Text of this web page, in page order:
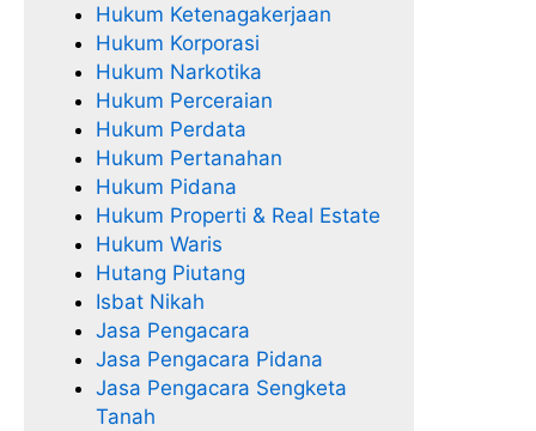
Hukum Ketenagakerjaan
Hukum Korporasi
Hukum Narkotika
Hukum Perceraian
Hukum Perdata
Hukum Pertanahan
Hukum Pidana
Hukum Properti & Real Estate
Hukum Waris
Hutang Piutang
Isbat Nikah
Jasa Pengacara
Jasa Pengacara Pidana
Jasa Pengacara Sengketa
Tanah